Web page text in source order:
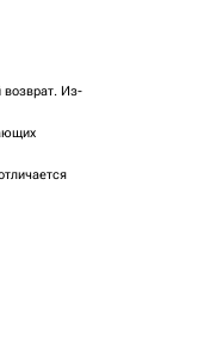
возврат. Из-